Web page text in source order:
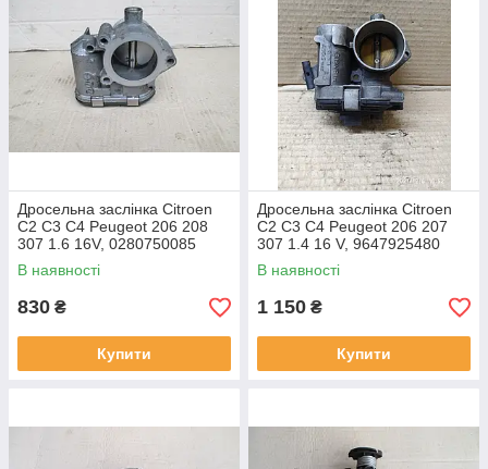
Дросельна заслінка Citroen
C2 C3 C4 Peugeot 206 208
307 1.6 16V, 0280750085
В наявності
830 ₴
Купити
Дросельна заслінка Citroen
C2 C3 C4 Peugeot 206 207
307 1.4 16 V, 9647925480
В наявності
1 150 ₴
Купити